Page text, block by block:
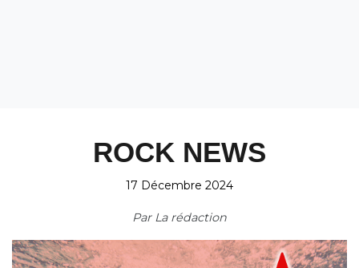
ROCK NEWS
17 Décembre 2024
Par La rédaction